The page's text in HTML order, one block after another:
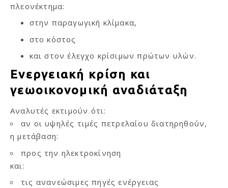
πλεονέκτημα:
στην παραγωγική κλίμακα,
στο κόστος
και στον έλεγχο κρίσιμων πρώτων υλών.
Ενεργειακή κρίση και
γεωοικονομική αναδιάταξη
Αναλυτές εκτιμούν ότι:
αν οι υψηλές τιμές πετρελαίου διατηρηθούν,
η μετάβαση:
προς την ηλεκτροκίνηση
και:
τις ανανεώσιμες πηγές ενέργειας